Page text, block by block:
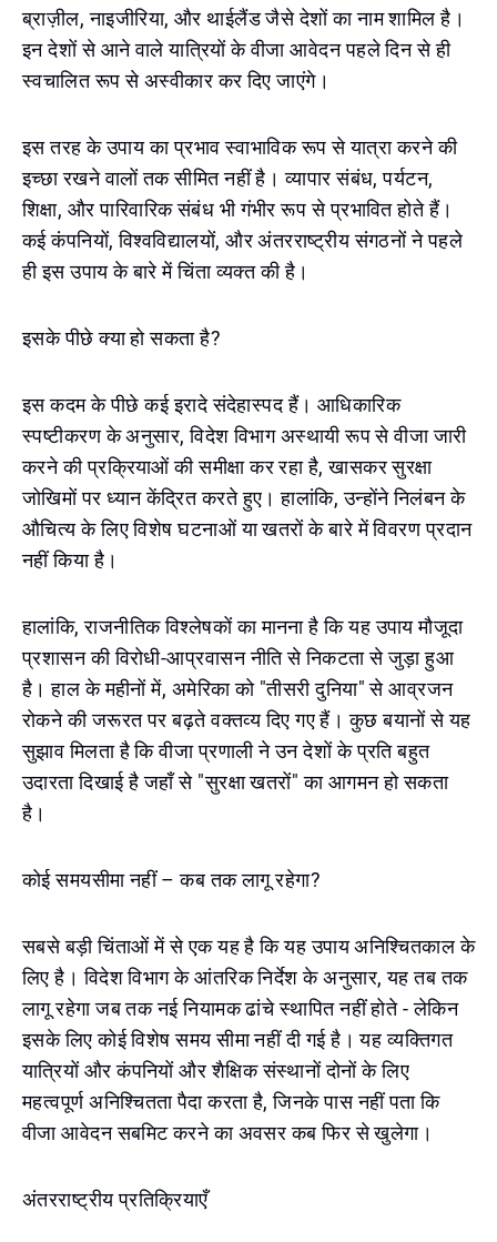
ब्राज़ील, नाइजीरिया, और थाईलैंड जैसे देशों का नाम शामिल है।
इन देशों से आने वाले यात्रियों के वीजा आवेदन पहले दिन से ही
स्वचालित रूप से अस्वीकार कर दिए जाएंगे।
इस तरह के उपाय का प्रभाव स्वाभाविक रूप से यात्रा करने की
इच्छा रखने वालों तक सीमित नहीं है। व्यापार संबंध, पर्यटन,
शिक्षा, और पारिवारिक संबंध भी गंभीर रूप से प्रभावित होते हैं।
कई कंपनियों, विश्वविद्यालयों, और अंतरराष्ट्रीय संगठनों ने पहले
ही इस उपाय के बारे में चिंता व्यक्त की है।
इसके पीछे क्या हो सकता है?
इस कदम के पीछे कई इरादे संदेहास्पद हैं। आधिकारिक
स्पष्टीकरण के अनुसार, विदेश विभाग अस्थायी रूप से वीजा जारी
करने की प्रक्रियाओं की समीक्षा कर रहा है, खासकर सुरक्षा
जोखिमों पर ध्यान केंद्रित करते हुए। हालांकि, उन्होंने निलंबन के
औचित्य के लिए विशेष घटनाओं या खतरों के बारे में विवरण प्रदान
नहीं किया है।
हालांकि, राजनीतिक विश्लेषकों का मानना है कि यह उपाय मौजूदा
प्रशासन की विरोधी-आप्रवासन नीति से निकटता से जुड़ा हुआ
है। हाल के महीनों में, अमेरिका को "तीसरी दुनिया" से आव्रजन
रोकने की जरूरत पर बढ़ते वक्तव्य दिए गए हैं। कुछ बयानों से यह
सुझाव मिलता है कि वीजा प्रणाली ने उन देशों के प्रति बहुत
उदारता दिखाई है जहाँ से "सुरक्षा खतरों" का आगमन हो सकता
है।
कोई समयसीमा नहीं – कब तक लागू रहेगा?
सबसे बड़ी चिंताओं में से एक यह है कि यह उपाय अनिश्चितकाल के
लिए है। विदेश विभाग के आंतरिक निर्देश के अनुसार, यह तब तक
लागू रहेगा जब तक नई नियामक ढांचे स्थापित नहीं होते - लेकिन
इसके लिए कोई विशेष समय सीमा नहीं दी गई है। यह व्यक्तिगत
यात्रियों और कंपनियों और शैक्षिक संस्थानों दोनों के लिए
महत्वपूर्ण अनिश्चितता पैदा करता है, जिनके पास नहीं पता कि
वीजा आवेदन सबमिट करने का अवसर कब फिर से खुलेगा।
अंतरराष्ट्रीय प्रतिक्रियाएँ